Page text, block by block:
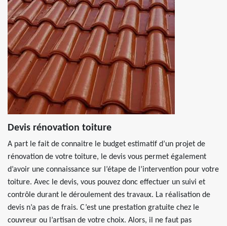
Devis rénovation toiture
A part le fait de connaitre le budget estimatif d’un projet de
rénovation de votre toiture, le devis vous permet également
d’avoir une connaissance sur l’étape de l’intervention pour votre
toiture. Avec le devis, vous pouvez donc effectuer un suivi et
contrôle durant le déroulement des travaux. La réalisation de
devis n’a pas de frais. C’est une prestation gratuite chez le
couvreur ou l’artisan de votre choix. Alors, il ne faut pas